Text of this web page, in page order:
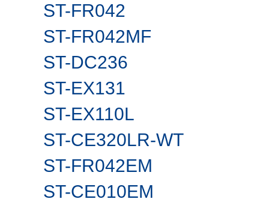
ST-FR042
ST-FR042MF
ST-DC236
ST-EX131
ST-EX110L
ST-CE320LR-WT
ST-FR042EM
ST-CE010EM